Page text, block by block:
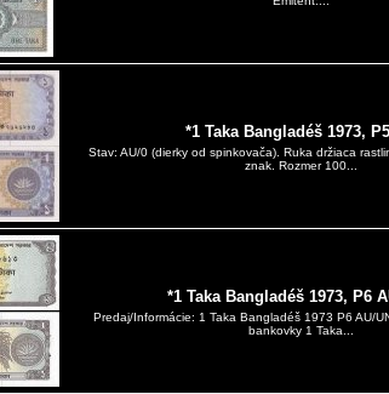
*1 Taka Bangladéš 1973,
Stav: AU/0 (dierky od spinkovača). Ruka držiaca
znak. Rozmer 100...
*1 Taka Bangladéš 1973, P6
Predaj/Informácie: 1 Taka Bangladéš 1973 P6 AU/
bankovky 1 Taka...